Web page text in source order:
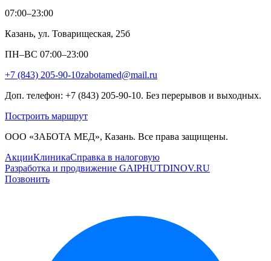
07:00–23:00
Казань, ул. Товарищеская, 25б
ПН–ВС 07:00–23:00
+7 (843) 205-90-10zabotamed@mail.ru
Доп. телефон: +7 (843) 205-90-10. Без перерывов и выходных.
Построить маршрут
ООО «ЗАБОТА МЕД», Казань. Все права защищены.
АкцииКлиникаСправка в налоговую
Разработка и продвижение GAIPHUTDINOV.RU
Позвонить